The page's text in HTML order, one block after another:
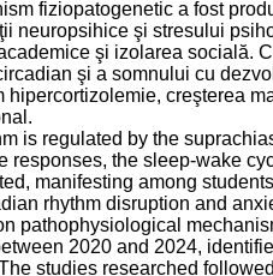
fiziopatogenetic a fost
neuropsihice şi stresului
şi izolarea socială.
şi a somnului cu
hipercortizolemie, creşterea
is regulated by the
responses, the sleep-wake
manifesting among
rhythm disruption and
pathophysiological
2020 and 2024,
studies researched